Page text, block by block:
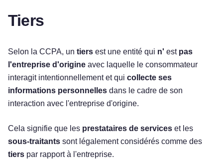
Tiers
Selon la CCPA, un tiers est une entité qui n' est pas
l'entreprise d'origine avec laquelle le consommateur
interagit intentionnellement et qui collecte ses
informations personnelles dans le cadre de son
interaction avec l'entreprise d'origine.
Cela signifie que les prestataires de services et les
sous-traitants sont légalement considérés comme des
tiers par rapport à l'entreprise.